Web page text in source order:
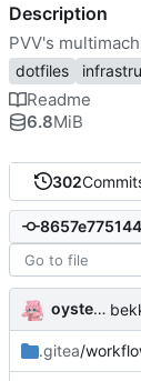
302
oysteikt
.gitea/
Description
PVV's
dotfiles
Readme
6.8MiB